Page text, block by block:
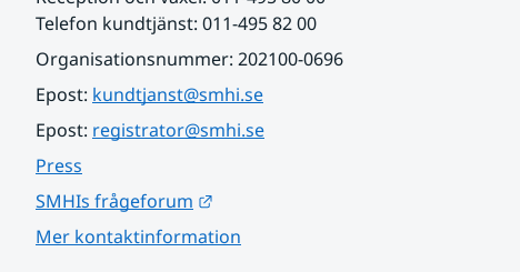
Telefon kundtjänst: 011-495 82 00
Organisationsnummer: 202100-0696
Epost: kundtjanst@smhi.se
Epost: registrator@smhi.se
Press
SMHIs frågeforum
Mer kontaktinformation